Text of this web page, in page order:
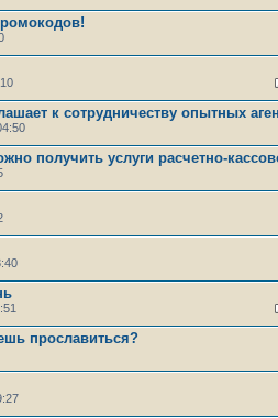
к сотрудничеству опытных
получить услуги расчетно-
прославиться?